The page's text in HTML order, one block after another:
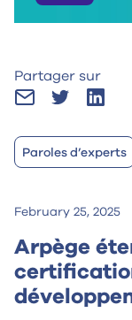
Partager sur
Paroles d’experts
February 25, 2025
Arpège